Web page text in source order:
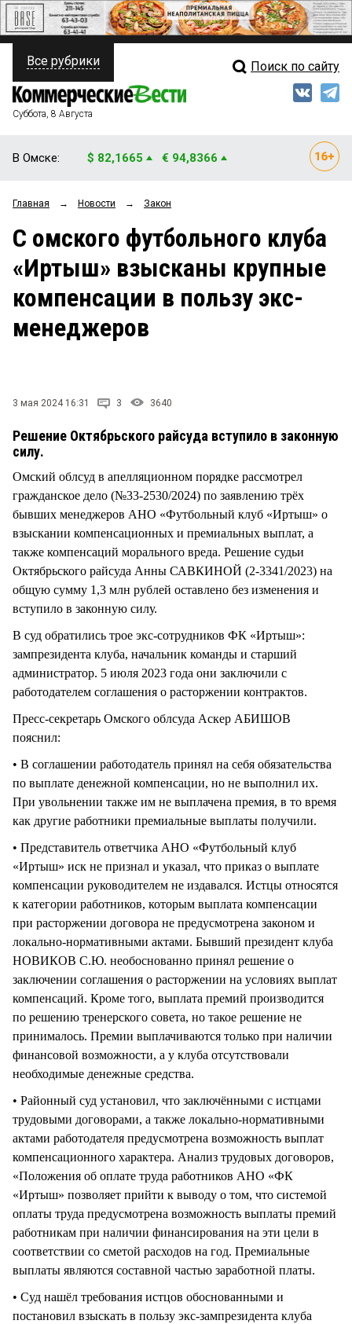
ПОЛИТИКА
ФИНАНСЫ
ОБЩЕСТВО
ЗАКОН
НОВОСТИ КОМПАНИЙ
Свежий выпуск
Рейтинги
Блоги
Архив
Все рубрики Поиск по сайту
Суббота, 8 Августа
В Омске: $ 82,1665 € 94,8366
Главная → Новости → Закон
С омского футбольного клуба
«Иртыш» взысканы крупные
компенсации в пользу экс-
менеджеров
3 мая 2024 16:31 3 3640
Решение Октябрьского райсуда вступило в законную
силу.
Омский облсуд в апелляционном порядке рассмотрел
гражданское дело (№33-2530/2024) по заявлению трёх
бывших менеджеров АНО «Футбольный клуб «Иртыш» о
взыскании компенсационных и премиальных выплат, а
также компенсаций морального вреда. Решение судьи
Октябрьского райсуда Анны САВКИНОЙ (2-3341/2023) на
общую сумму 1,3 млн рублей оставлено без изменения и
вступило в законную силу.
В суд обратились трое экс-сотрудников ФК «Иртыш»:
зампрезидента клуба, начальник команды и старший
администратор. 5 июля 2023 года они заключили с
работодателем соглашения о расторжении контрактов.
Пресс-секретарь Омского облсуда Аскер АБИШОВ
пояснил:
• В соглашении работодатель принял на себя обязательства
по выплате денежной компенсации, но не выполнил их.
При увольнении также им не выплачена премия, в то время
как другие работники премиальные выплаты получили.
• Представитель ответчика АНО «Футбольный клуб
«Иртыш» иск не признал и указал, что приказ о выплате
компенсации руководителем не издавался. Истцы относятся
к категории работников, которым выплата компенсации
при расторжении договора не предусмотрена законом и
локально-нормативными актами. Бывший президент клуба
НОВИКОВ С.Ю. необоснованно принял решение о
заключении соглашения о расторжении на условиях выплат
компенсаций. Кроме того, выплата премий производится
по решению тренерского совета, но такое решение не
принималось. Премии выплачиваются только при наличии
финансовой возможности, а у клуба отсутствовали
необходимые денежные средства.
• Районный суд установил, что заключёнными с истцами
трудовыми договорами, а также локально-нормативными
актами работодателя предусмотрена возможность выплат
компенсационного характера. Анализ трудовых договоров,
«Положения об оплате труда работников АНО «ФК
«Иртыш» позволяет прийти к выводу о том, что системой
оплаты труда предусмотрена возможность выплаты премий
работникам при наличии финансирования на эти цели в
соответствии со сметой расходов на год. Премиальные
выплаты являются составной частью заработной платы.
• Суд нашёл требования истцов обоснованными и
постановил взыскать в пользу экс-зампрезидента клуба